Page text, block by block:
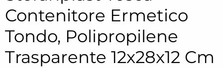
Contenitore Ermetico
Tondo, Polipropilene
Trasparente 12x28x12 Cm